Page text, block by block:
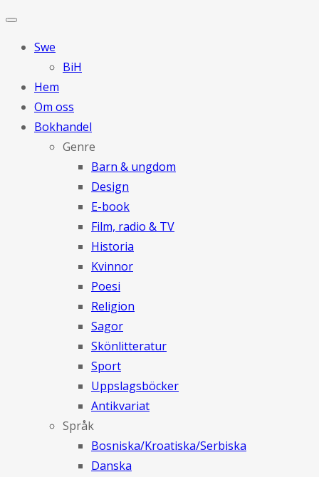
Swe
BiH
Hem
Om oss
Bokhandel
Genre
Barn & ungdom
Design
E-book
Film, radio & TV
Historia
Kvinnor
Poesi
Religion
Sagor
Skönlitteratur
Sport
Uppslagsböcker
Antikvariat
Språk
Bosniska/Kroatiska/Serbiska
Danska